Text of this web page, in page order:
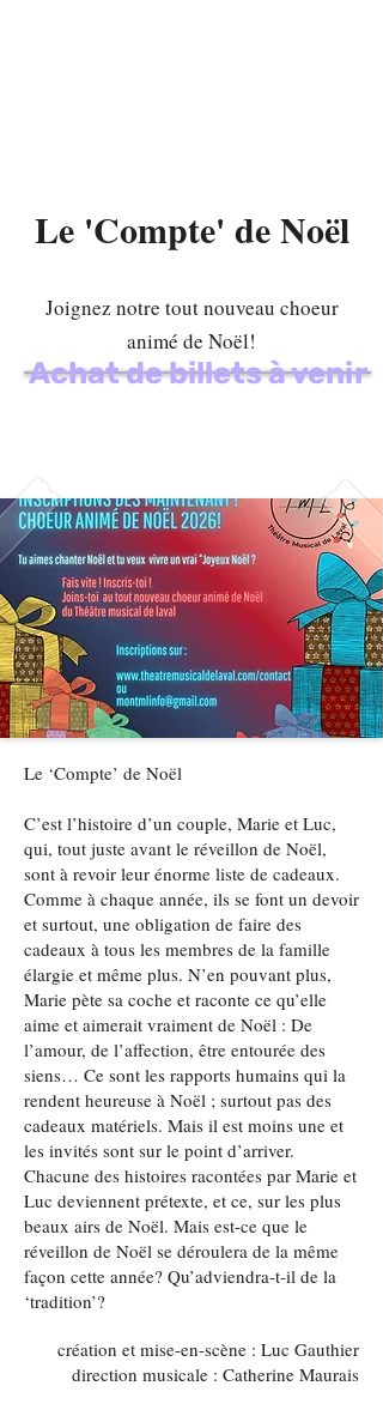
Le 'Compte' de Noël
Joignez notre tout nouveau choeur
animé de Noël!
Achat de billets à venir
Le ‘Compte’ de Noël
C’est l’histoire d’un couple, Marie et Luc,
qui, tout juste avant le réveillon de Noël,
sont à revoir leur énorme liste de cadeaux.
Comme à chaque année, ils se font un devoir
et surtout, une obligation de faire des
cadeaux à tous les membres de la famille
élargie et même plus. N’en pouvant plus,
Marie pète sa coche et raconte ce qu’elle
aime et aimerait vraiment de Noël : De
l’amour, de l’affection, être entourée des
siens… Ce sont les rapports humains qui la
rendent heureuse à Noël ; surtout pas des
cadeaux matériels. Mais il est moins une et
les invités sont sur le point d’arriver.
Chacune des histoires racontées par Marie et
Luc deviennent prétexte, et ce, sur les plus
beaux airs de Noël. Mais est-ce que le
réveillon de Noël se déroulera de la même
façon cette année? Qu’adviendra-t-il de la
‘tradition’?
création et mise-en-scène : Luc Gauthier
direction musicale : Catherine Maurais